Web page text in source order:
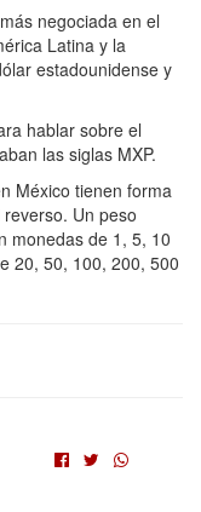
negociada en el
Latina y la
estadounidense y
hablar sobre el
las siglas MXP.
México tienen forma
Un peso
monedas de 1, 5, 10
20, 50, 100, 200, 500